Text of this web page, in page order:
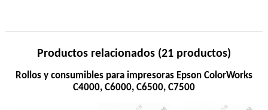
Productos relacionados (21 productos)
Rollos y consumibles para impresoras Epson ColorWorks
C4000, C6000, C6500, C7500